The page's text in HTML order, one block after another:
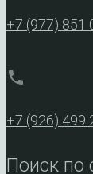
+7 (977) 851
phone
+7 (926) 499
Поиск по